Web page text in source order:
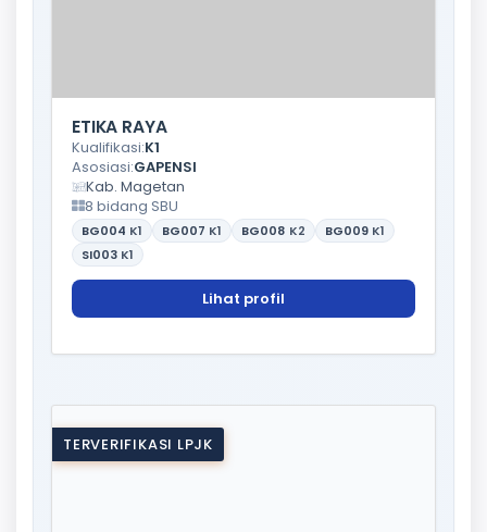
ETIKA RAYA
Kualifikasi:K1
Asosiasi:GAPENSI
Kab. Magetan
8 bidang SBU
BG004 K1 BG007 K1 BG008 K2 BG009 K1
SI003 K1
Lihat profil
TERVERIFIKASI LPJK